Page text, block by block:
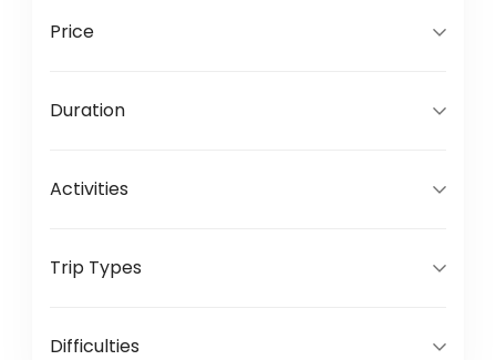
Price
Duration
Activities
Trip Types
Difficulties